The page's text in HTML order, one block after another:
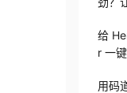
给
r 一
用码